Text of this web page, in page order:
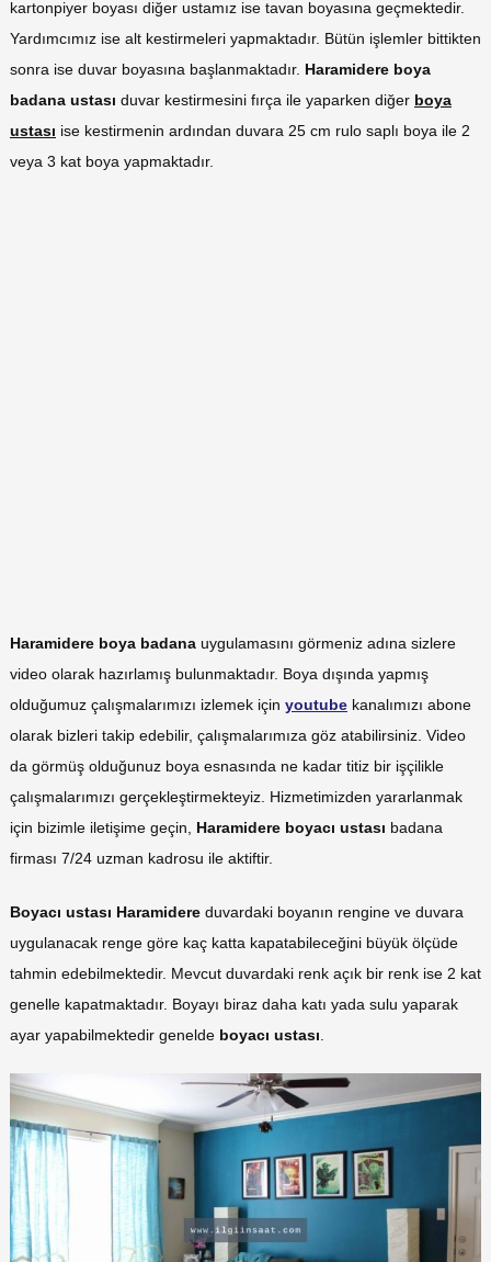
kartonpiyer boyası diğer ustamız ise tavan boyasına geçmektedir.
Yardımcımız ise alt kestirmeleri yapmaktadır. Bütün işlemler bittikten
sonra ise duvar boyasına başlanmaktadır. Haramidere boya
badana ustası duvar kestirmesini fırça ile yaparken diğer boya
ustası ise kestirmenin ardından duvara 25 cm rulo saplı boya ile 2
veya 3 kat boya yapmaktadır.
Haramidere boya badana uygulamasını görmeniz adına sizlere
video olarak hazırlamış bulunmaktadır. Boya dışında yapmış
olduğumuz çalışmalarımızı izlemek için youtube kanalımızı abone
olarak bizleri takip edebilir, çalışmalarımıza göz atabilirsiniz. Video
da görmüş olduğunuz boya esnasında ne kadar titiz bir işçilikle
çalışmalarımızı gerçekleştirmekteyiz. Hizmetimizden yararlanmak
için bizimle iletişime geçin, Haramidere boyacı ustası badana
firması 7/24 uzman kadrosu ile aktiftir.
Boyacı ustası Haramidere duvardaki boyanın rengine ve duvara
uygulanacak renge göre kaç katta kapatabileceğini büyük ölçüde
tahmin edebilmektedir. Mevcut duvardaki renk açık bir renk ise 2 kat
genelle kapatmaktadır. Boyayı biraz daha katı yada sulu yaparak
ayar yapabilmektedir genelde boyacı ustası